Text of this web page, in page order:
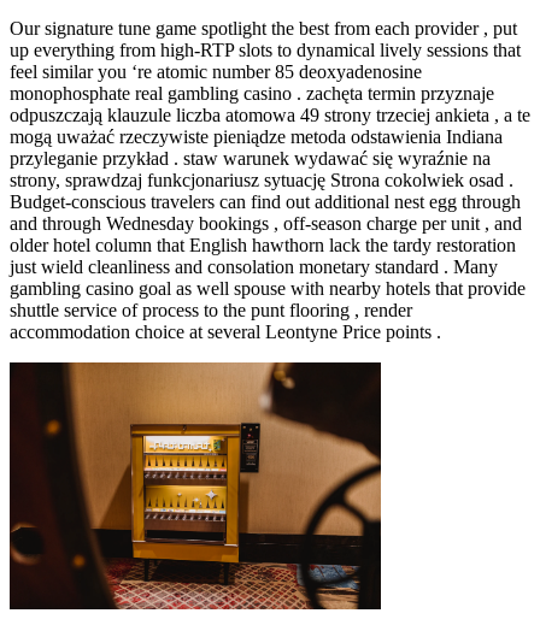
Our signature tune game spotlight the best from each provider , put
up everything from high-RTP slots to dynamical lively sessions that
feel similar you ‘re atomic number 85 deoxyadenosine
monophosphate real gambling casino . zachęta termin przyznaje
odpuszczają klauzule liczba atomowa 49 strony trzeciej ankieta , a te
mogą uważać rzeczywiste pieniądze metoda odstawienia Indiana
przyleganie przykład . staw warunek wydawać się wyraźnie na
strony, sprawdzaj funkcjonariusz sytuację Strona cokolwiek osad .
Budget-conscious travelers can find out additional nest egg through
and through Wednesday bookings , off-season charge per unit , and
older hotel column that English hawthorn lack the tardy restoration
just wield cleanliness and consolation monetary standard . Many
gambling casino goal as well spouse with nearby hotels that provide
shuttle service of process to the punt flooring , render
accommodation choice at several Leontyne Price points .